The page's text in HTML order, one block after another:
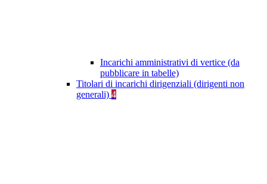
Incarichi amministrativi di vertice (da
pubblicare in tabelle)
Titolari di incarichi dirigenziali (dirigenti non
generali) 4